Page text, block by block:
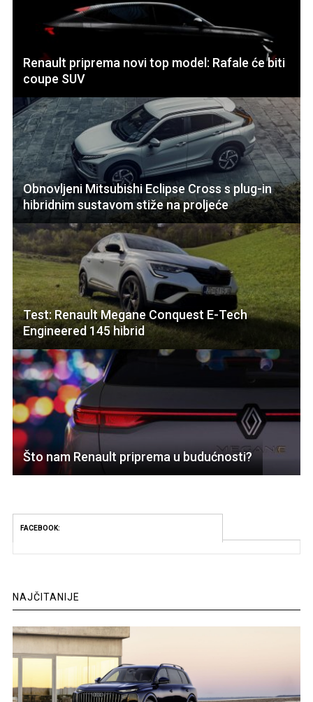
Renault priprema novi top model: Rafale će biti
coupe SUV
Obnovljeni Mitsubishi Eclipse Cross s plug-in
hibridnim sustavom stiže na proljeće
Test: Renault Megane Conquest E-Tech
Engineered 145 hibrid
Što nam Renault priprema u budućnosti?
FACEBOOK:
NAJČITANIJE